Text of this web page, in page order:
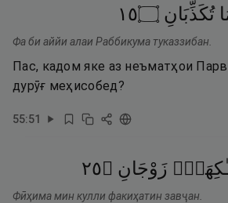
تُكَذِّبَانِ ۝٥١
Фа би аййи алаи Раббикума туказзибан.
Пас, кадом яке аз неъматҳои
дурӯғ меҳисобед?
55:51
زَوْجَانِ ۝٥٢
Фӣҳима мин кулли факиҳатин завҷан.